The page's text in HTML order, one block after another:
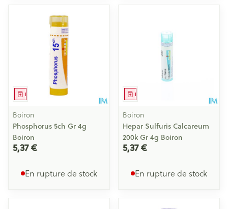
Médicament
Boiron
Phosphorus 5ch Gr 4g
Boiron
5,37 €
En rupture de stock
Médicament
Boiron
Hepar Sulfuris Calcareum
200k Gr 4g Boiron
5,37 €
En rupture de stock